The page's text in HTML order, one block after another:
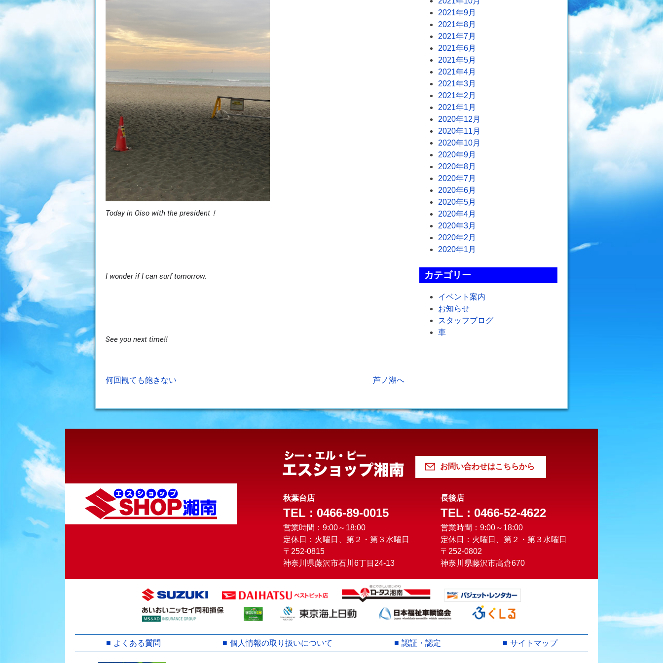
Today in Oiso with the president！
I wonder if I can surf tomorrow.
See you next time!!
投
シ
ョ
ン
何回観ても飽きない 芦ノ湖へ
2021年9月
2021年8月
2021年7月
2021年6月
2021年5月
2021年4月
2021年3月
2021年2月
2021年1月
2020年12月
2020年11月
2020年10月
2020年9月
2020年8月
2020年7月
2020年6月
2020年5月
2020年4月
2020年3月
2020年2月
2020年1月
カテゴリー
イベント案内
お知らせ
スタッフブログ
車
お問い合わせはこちらから
秋葉台店
TEL : 0466-89-0015
営業時間：9:00～18:00
定休日：火曜日、第２・第３水曜日
〒252-0815
神奈川県藤沢市石川6丁目24-13
長後店
TEL : 0466-52-4622
営業時間：9:00～18:00
定休日：火曜日、第２・第３水曜日
〒252-0802
神奈川県藤沢市高倉670
よくある質問 個人情報の取り扱いについて 認証・認定 サイトマップ